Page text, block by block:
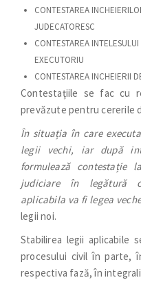
CONTESTAREA
JUDECATORESC
CONTESTAREA
EXECUTORIU
CONTESTAREA INCHEIERII
Contestaţiile se fac cu
prevăzute pentru cererile
În situația în care
legii vechi, iar după
formulează contestație
judiciare în legătură
aplicabila va fi legea
legii noi.
Stabilirea legii aplicabile
procesului civil în parte,
respectiva fază, în